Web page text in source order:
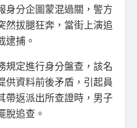
身分企圖蒙混過關，警方
然拔腿狂奔，當街上演追
逮捕。
規定進行身分盤查，該名
供資料前後矛盾，引起員
帶返派出所查證時，男子
脫追查。